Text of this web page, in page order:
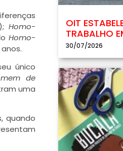
Homo-
Homo-
único
de
uma
quando
OIT
TRABALHO
30/07/2026